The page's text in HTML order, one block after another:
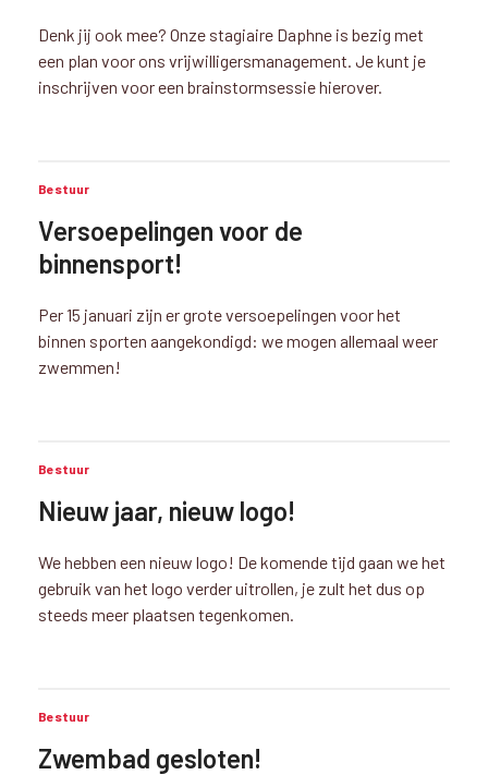
Denk jij ook mee? Onze stagiaire Daphne is bezig met
een plan voor ons vrijwilligersmanagement. Je kunt je
inschrijven voor een brainstormsessie hierover.
Bestuur
Versoepelingen voor de
binnensport!
Per 15 januari zijn er grote versoepelingen voor het
binnen sporten aangekondigd: we mogen allemaal weer
zwemmen!
Bestuur
Nieuw jaar, nieuw logo!
We hebben een nieuw logo! De komende tijd gaan we het
gebruik van het logo verder uitrollen, je zult het dus op
steeds meer plaatsen tegenkomen.
Bestuur
Zwembad gesloten!